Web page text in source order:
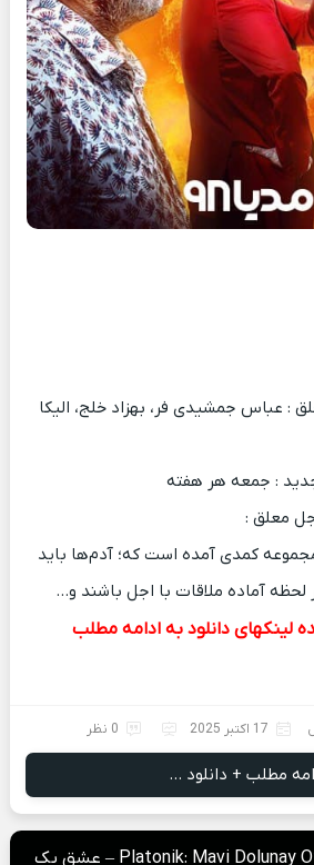
: عباس جمشیدی فر، بهزاد خلج، الیکا
: جمعه هر هفته
معلق :
کمدی آمده است که؛ آدم‌ها باید
آماده ملاقات با اجل باشند و…
دانلود به ادامه مطلب
17 اکتبر 2025 0 نظر
مطلب + دانلود ...
دانلود سریال Platonik: Mavi Dolunay Otel – عشق یک‌